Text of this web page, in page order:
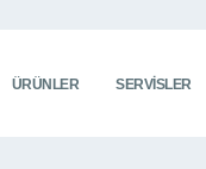
ÜRÜNLER SERVISLER